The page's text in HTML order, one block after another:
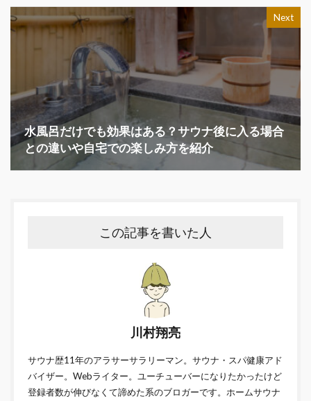
Next
水風呂だけでも効果はある？サウナ後に入る場合
との違いや自宅での楽しみ方を紹介
この記事を書いた人
川村翔亮
サウナ歴11年のアラサーサラリーマン。サウナ・スパ健康アド
バイザー。Webライター。ユーチューバーになりたかったけど
登録者数が伸びなくて諦めた系のブロガーです。ホームサウナ